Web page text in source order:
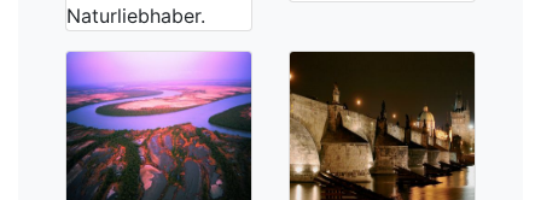
Naturliebhaber.